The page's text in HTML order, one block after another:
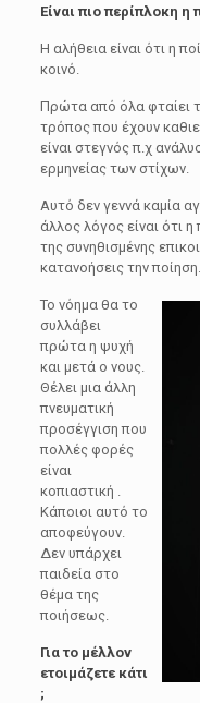
Είναι πιο περίπλοκη η
Η αλήθεια είναι ότι η
κοινό.
Πρώτα από όλα φταίει
τρόπος που έχουν
είναι στεγνός π.χ
ερμηνείας των στίχων.
Αυτό δεν γεννά καμία
άλλος λόγος είναι ότι
της συνηθισμένης
κατανοήσεις την ποίηση.
Το νόημα θα το
συλλάβει
πρώτα η ψυχή
και μετά ο νους.
Θέλει μια άλλη
πνευματική
προσέγγιση που
πολλές φορές
είναι
κοπιαστική .
Κάποιοι αυτό το
αποφεύγουν.
Δεν υπάρχει
παιδεία στο
θέμα της
ποιήσεως.
Για το μέλλον
ετοιμάζετε κάτι
;